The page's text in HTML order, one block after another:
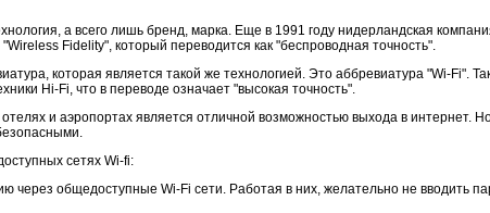
а всего лишь бренд, марка. Еще в 1991 году нидерландская
Fidelity", который переводится как "беспроводная точность".
которая является такой же технологией. Это аббревиатура "Wi-Fi".
Hi-Fi, что в переводе означает "высокая точность".
и аэропортах является отличной возможностью выхода в интернет.
сетях Wi-fi:
общедоступные Wi-Fi сети. Работая в них, желательно не вводить